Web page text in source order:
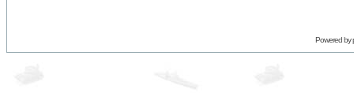
Powered by